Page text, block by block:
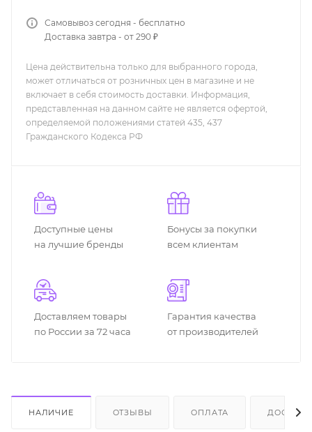
Самовывоз сегодня - бесплатно
Доставка завтра - от 290 ₽
Цена действительна только для выбранного города,
может отличаться от розничных цен в магазине и не
включает в себя стоимость доставки. Информация,
представленная на данном сайте не является офертой,
определяемой положениями статей 435, 437
Гражданского Кодекса РФ
Доступные цены
на лучшие бренды
Бонусы за покупки
всем клиентам
Доставляем товары
по России за 72 часа
Гарантия качества
от производителей
НАЛИЧИЕ ОТЗЫВЫ ОПЛАТА